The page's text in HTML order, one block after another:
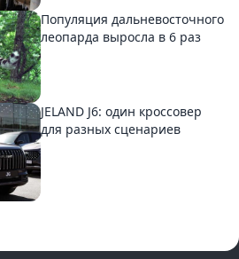
Популяция дальневосточного
леопарда выросла в 6 раз
JELAND J6: один кроссовер
для разных сценариев